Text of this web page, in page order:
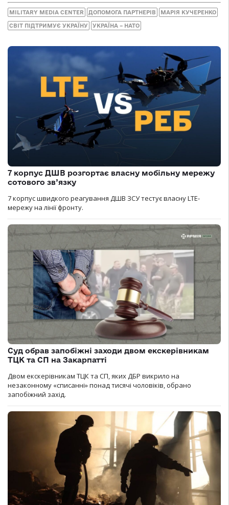
MILITARY MEDIA CENTER ДОПОМОГА ПАРТНЕРІВ МАРІЯ КУЧЕРЕНКО
СВІТ ПІДТРИМУЄ УКРАЇНУ УКРАЇНА – НАТО
7 корпус ДШВ розгортає власну мобільну мережу
сотового зв’язку
7 корпус швидкого реагування ДШВ ЗСУ тестує власну LTE-
мережу на лінії фронту.
Суд обрав запобіжні заходи двом екскерівникам
ТЦК та СП на Закарпатті
Двом екскерівникам ТЦК та СП, яких ДБР викрило на
незаконному «списанні» понад тисячі чоловіків, обрано
запобіжний захід.